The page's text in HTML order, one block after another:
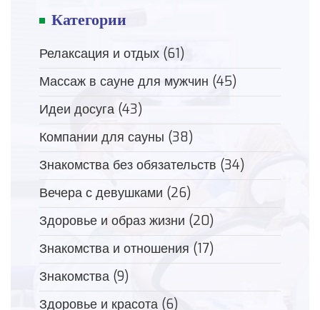
Категории
Релаксация и отдых (61)
Массаж в сауне для мужчин (45)
Идеи досуга (43)
Компании для сауны (38)
Знакомства без обязательств (34)
Вечера с девушками (26)
Здоровье и образ жизни (20)
Знакомства и отношения (17)
Знакомства (9)
Здоровье и красота (6)